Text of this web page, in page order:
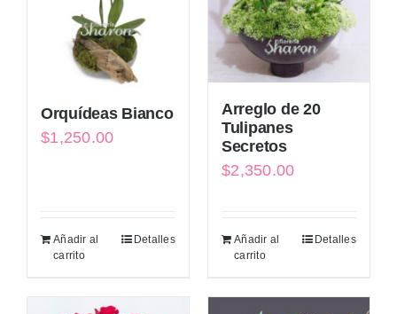
Orquídeas Bianco
$1,250.00
Añadir al
carrito
Detalles
Arreglo de 20
Tulipanes
Secretos
$2,350.00
Añadir al
carrito
Detalles